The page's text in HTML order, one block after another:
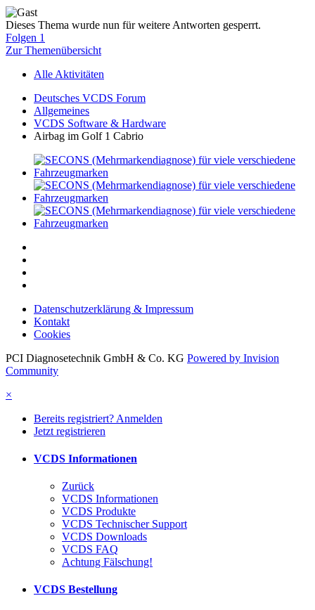
Dieses Thema wurde nun für weitere Antworten gesperrt.
Folgen 1
Zur Themenübersicht
Alle Aktivitäten
Deutsches VCDS Forum
Allgemeines
VCDS Software & Hardware
Airbag im Golf 1 Cabrio
Datenschutzerklärung & Impressum
Kontakt
Cookies
PCI Diagnosetechnik GmbH & Co. KG Powered by Invision
Community
×
Bereits registriert? Anmelden
Jetzt registrieren
VCDS Informationen
Zurück
VCDS Informationen
VCDS Produkte
VCDS Technischer Support
VCDS Downloads
VCDS FAQ
Achtung Fälschung!
VCDS Bestellung